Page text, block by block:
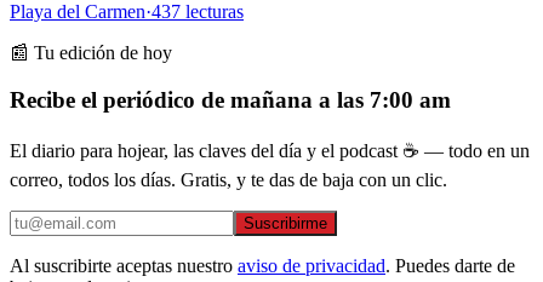
Playa del Carmen·437 lecturas
📰 Tu edición de hoy
Recibe el periódico de mañana a las 7:00 am
El diario para hojear, las claves del día y el podcast ☕ — todo en un
correo, todos los días. Gratis, y te das de baja con un clic.
Suscribirme
Al suscribirte aceptas nuestro aviso de privacidad. Puedes darte de